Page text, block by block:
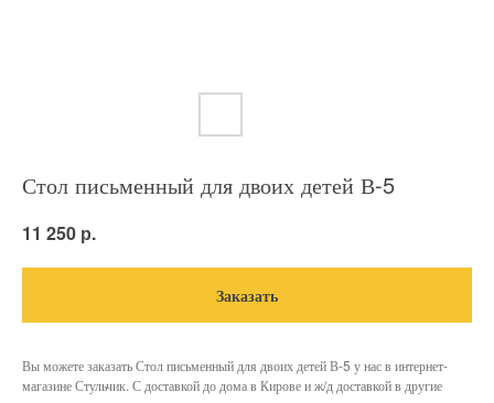
Стол письменный для двоих детей В-5
11 250 р.
Заказать
Вы можете заказать Стол письменный для двоих детей В-5 у нас в интернет-
магазине Стульчик. С доставкой до дома в Кирове и ж/д доставкой в другие